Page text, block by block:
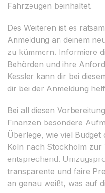
Fahrzeugen beinhaltet.
Des Weiteren ist es
Anmeldung an deinem
zu kümmern. Informiere
Behörden und ihre
Kessler kann dir bei
dir bei der Anmeldung
Bei all diesen
Finanzen besondere
Überlege, wie viel
Köln nach Stockholm zur
entsprechend.
transparente und faire
an genau weißt, was auf